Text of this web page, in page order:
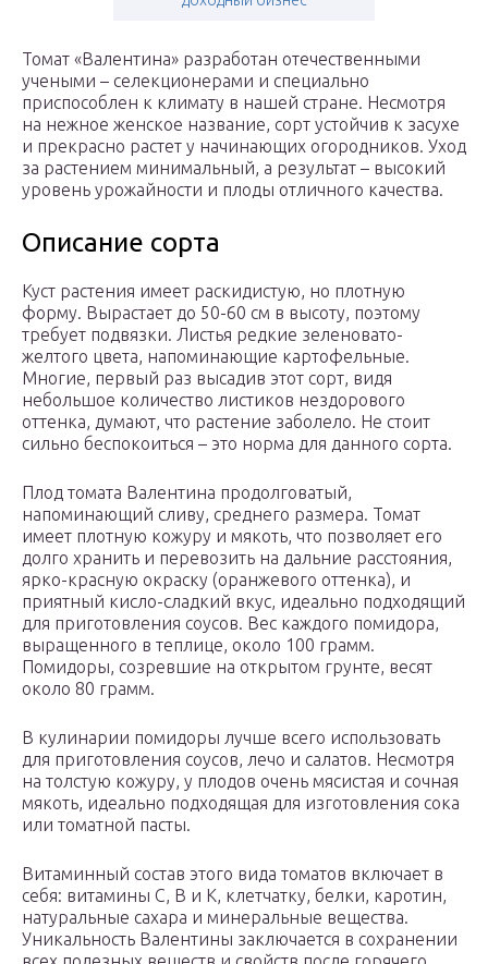
Томат «Валентина» разработан отечественными
учеными – селекционерами и специально
приспособлен к климату в нашей стране. Несмотря
на нежное женское название, сорт устойчив к засухе
и прекрасно растет у начинающих огородников. Уход
за растением минимальный, а результат – высокий
уровень урожайности и плоды отличного качества.
Описание сорта
Куст растения имеет раскидистую, но плотную
форму. Вырастает до 50-60 см в высоту, поэтому
требует подвязки. Листья редкие зеленовато-
желтого цвета, напоминающие картофельные.
Многие, первый раз высадив этот сорт, видя
небольшое количество листиков нездорового
оттенка, думают, что растение заболело. Не стоит
сильно беспокоиться – это норма для данного сорта.
Плод томата Валентина продолговатый,
напоминающий сливу, среднего размера. Томат
имеет плотную кожуру и мякоть, что позволяет его
долго хранить и перевозить на дальние расстояния,
ярко-красную окраску (оранжевого оттенка), и
приятный кисло-сладкий вкус, идеально подходящий
для приготовления соусов. Вес каждого помидора,
выращенного в теплице, около 100 грамм.
Помидоры, созревшие на открытом грунте, весят
около 80 грамм.
В кулинарии помидоры лучше всего использовать
для приготовления соусов, лечо и салатов. Несмотря
на толстую кожуру, у плодов очень мясистая и сочная
мякоть, идеально подходящая для изготовления сока
или томатной пасты.
Витаминный состав этого вида томатов включает в
себя: витамины С, В и К, клетчатку, белки, каротин,
натуральные сахара и минеральные вещества.
Уникальность Валентины заключается в сохранении